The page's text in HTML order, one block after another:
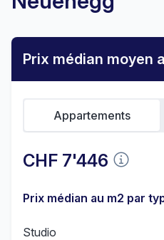
Prix médian moyen
CHF 7'446
Appartements
Prix médian au m2 par
Studio